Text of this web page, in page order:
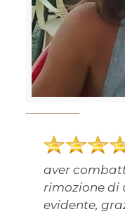
aver
rimozione di
evidente,